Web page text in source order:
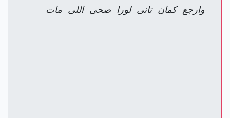
وارجع كمان تانى لورا صحى اللى مات